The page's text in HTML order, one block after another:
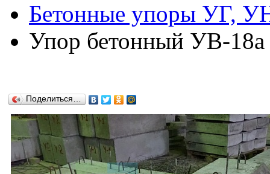
Бетонные упоры УГ,
Упор бетонный УВ-18а
Поделиться…